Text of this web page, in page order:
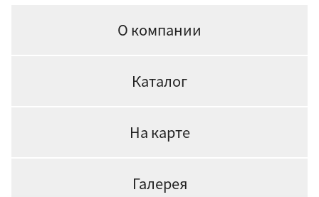
О компании
Каталог
На карте
Галерея